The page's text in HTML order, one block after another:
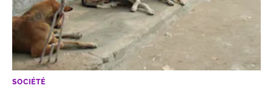
SOCIÉTÉ